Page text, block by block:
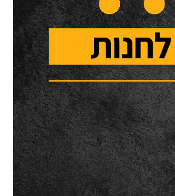
- מונעים